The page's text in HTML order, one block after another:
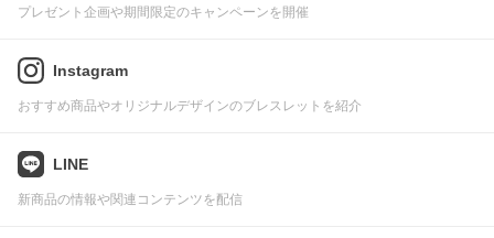
プレゼント企画や期間限定のキャンペーンを開催
Instagram
おすすめ商品やオリジナルデザインのブレスレットを紹介
LINE
新商品の情報や関連コンテンツを配信